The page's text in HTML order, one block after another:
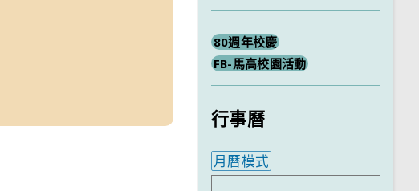
80週年校慶
FB-馬高校園活動
行事曆
月曆模式